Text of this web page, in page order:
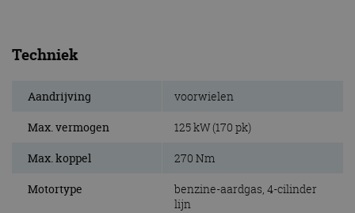
Techniek
Aandrijving voorwielen
Max. vermogen 125 kW (170 pk)
Max. koppel 270 Nm
Motortype
benzine-aardgas, 4-cilinder
lijn